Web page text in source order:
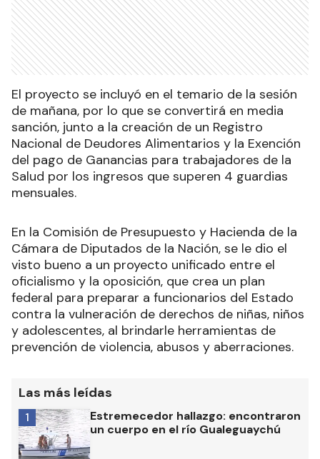
El proyecto se incluyó en el temario de la sesión
de mañana, por lo que se convertirá en media
sanción, junto a la creación de un Registro
Nacional de Deudores Alimentarios y la Exención
del pago de Ganancias para trabajadores de la
Salud por los ingresos que superen 4 guardias
mensuales.
En la Comisión de Presupuesto y Hacienda de la
Cámara de Diputados de la Nación, se le dio el
visto bueno a un proyecto unificado entre el
oficialismo y la oposición, que crea un plan
federal para preparar a funcionarios del Estado
contra la vulneración de derechos de niñas, niños
y adolescentes, al brindarle herramientas de
prevención de violencia, abusos y aberraciones.
Las más leídas
Estremecedor hallazgo: encontraron
un cuerpo en el río Gualeguaychú
1